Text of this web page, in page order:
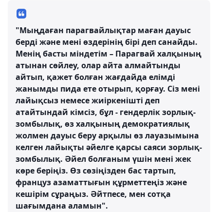
"Мыңдаған парагвайлықтар маған дауыс
берді және мені өздерінің бірі деп санайды.
Менің басты міндетім – Парагвай халқының
атынан сөйлеу, олар айта алмайтынды
айтып, қажет болған жағдайда елімді
жанымды пида ете отырып, қорғау. Сіз мені
лайықсыз немесе жиіркенішті деп
атайтындай кімсіз, бұл - гендерлік зорлық-
зомбылық, өз халқының демократиялық
жолмен дауыс беру арқылы өз лауазымына
келген лайықты әйелге қарсы саяси зорлық-
зомбылық. Әйел болғаным үшін мені жек
көре беріңіз. Өз сөзіңізден бас тартып,
француз азаматтығын құрметтеңіз және
кешірім сұраңыз. Әйтпесе, мен сотқа
шағымдана аламын".